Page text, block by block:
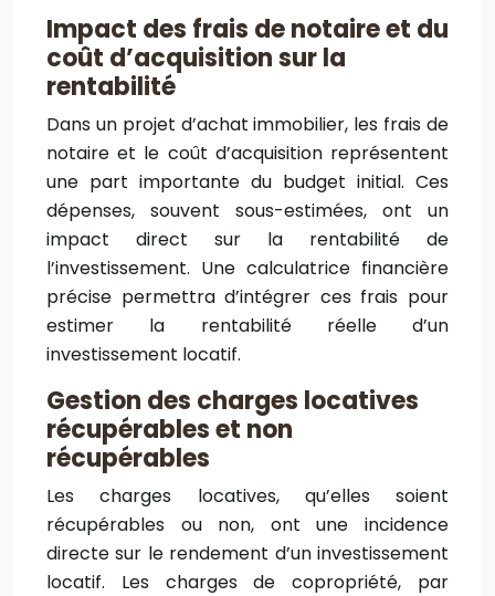
Impact des frais de notaire et du
coût d’acquisition sur la
rentabilité
Dans un projet d’achat immobilier, les frais de
notaire et le coût d’acquisition représentent
une part importante du budget initial. Ces
dépenses, souvent sous-estimées, ont un
impact direct sur la rentabilité de
l’investissement. Une calculatrice financière
précise permettra d’intégrer ces frais pour
estimer la rentabilité réelle d’un
investissement locatif.
Gestion des charges locatives
récupérables et non
récupérables
Les charges locatives, qu’elles soient
récupérables ou non, ont une incidence
directe sur le rendement d’un investissement
locatif. Les charges de copropriété, par